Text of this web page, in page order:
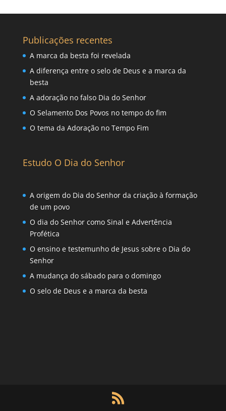
Publicações recentes
A marca da besta foi revelada
A diferença entre o selo de Deus e a marca da
besta
A adoração no falso Dia do Senhor
O Selamento Dos Povos no tempo do fim
O tema da Adoração no Tempo Fim
Estudo O Dia do Senhor
A origem do Dia do Senhor da criação à formação
de um povo
O dia do Senhor como Sinal e Advertência
Profética
O ensino e testemunho de Jesus sobre o Dia do
Senhor
A mudança do sábado para o domingo
O selo de Deus e a marca da besta